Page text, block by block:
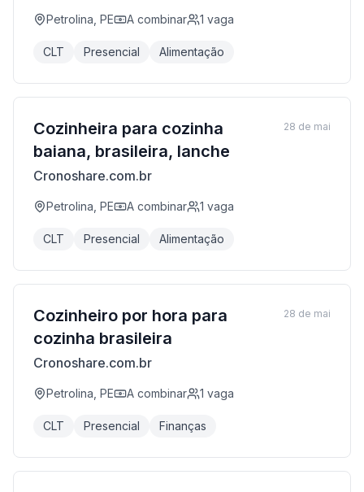
Petrolina, PE A combinar 1 vaga
CLT Presencial Alimentação
Cozinheira para cozinha
baiana, brasileira, lanche
Cronoshare.com.br
Petrolina, PE A combinar 1 vaga
CLT Presencial Alimentação
28 de mai
Cozinheiro por hora para
cozinha brasileira
Cronoshare.com.br
Petrolina, PE A combinar 1 vaga
CLT Presencial Finanças
28 de mai